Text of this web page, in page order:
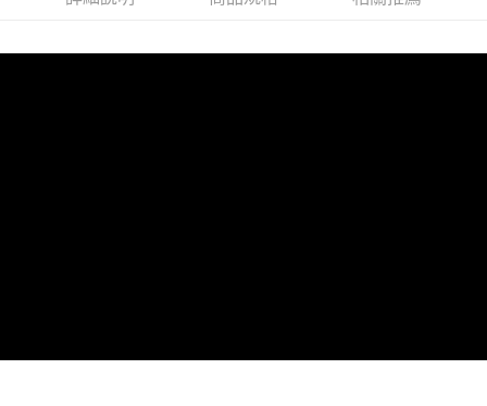
每筆NT$220